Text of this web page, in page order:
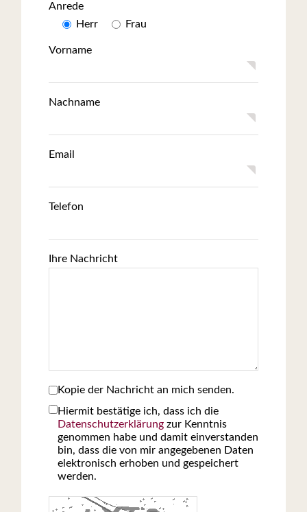
Anrede
Herr
Frau
Vorname
Nachname
Email
Telefon
Ihre Nachricht
Kopie der Nachricht an mich senden.
Hiermit bestätige ich, dass ich die
Datenschutzerklärungzur Kenntnis
genommen habe und damit einverstanden
bin, dass die von mir angegebenen Daten
elektronisch erhoben und gespeichert
werden.